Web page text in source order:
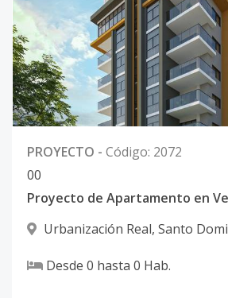
PROYECTO - Código: 2072
00
Urbanización Real, Santo
Desde 0 hasta 0 Hab.